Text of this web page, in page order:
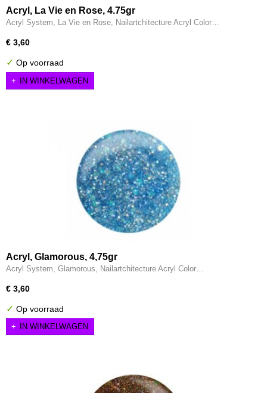
Acryl, La Vie en Rose, 4.75gr
Acryl System, La Vie en Rose, Nailartchitecture Acryl Color…
€ 3,60
✓ Op voorraad
IN WINKELWAGEN
Acryl, Glamorous, 4,75gr
Acryl System, Glamorous, Nailartchitecture Acryl Color…
€ 3,60
✓ Op voorraad
IN WINKELWAGEN